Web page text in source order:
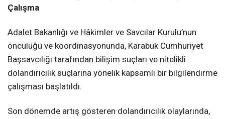
Çalışma
Adalet Bakanlığı ve Hâkimler ve Savcılar Kurulu’nun
öncülüğü ve koordinasyonunda, Karabük Cumhuriyet
Başsavcılığı tarafından bilişim suçları ve nitelikli
dolandırıcılık suçlarına yönelik kapsamlı bir bilgilendirme
çalışması başlatıldı.
Son dönemde artış gösteren dolandırıcılık olaylarında,